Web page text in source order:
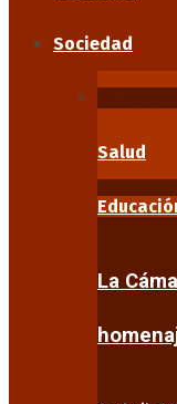
Sociedad
Salud
La